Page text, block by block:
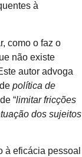
à
como o faz o
não existe
autor advoga
política de
“limitar fricções
dos sujeitos
à eficácia pessoal